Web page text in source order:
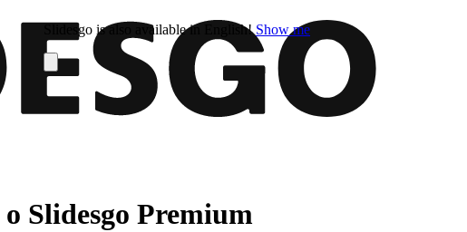
Slidesgo is also available in English! Show me
Slidesgo Premium